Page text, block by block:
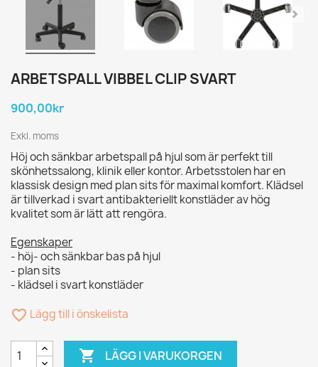
ARBETSPALL VIBBEL CLIP SVART
900,00kr
Exkl. moms
Höj och sänkbar arbetspall på hjul som är perfekt till
skönhetssalong, klinik eller kontor. Arbetsstolen har en
klassisk design med plan sits för maximal komfort. Klädsel
är tillverkad i svart antibakteriellt konstläder av hög
kvalitet som är lätt att rengöra.
Egenskaper
- höj- och sänkbar bas på hjul
- plan sits
- klädsel i svart konstläder
favorite_border Lägg till i önskelista
 LÄGG I VARUKORGEN